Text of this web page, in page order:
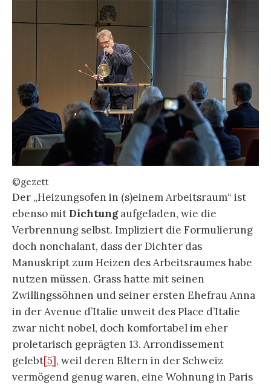
©gezett
Der „Heizungsofen in (s)einem Arbeitsraum“ ist
ebenso mit Dichtungaufgeladen, wie die
Verbrennung selbst. Impliziert die Formulierung
doch nonchalant, dass der Dichter das
Manuskript zum Heizen des Arbeitsraumes habe
nutzen müssen. Grass hatte mit seinen
Zwillingssöhnen und seiner ersten Ehefrau Anna
in der Avenue d’Italie unweit des Place d’Italie
zwar nicht nobel, doch komfortabel im eher
proletarisch geprägten 13. Arrondissement
gelebt[5], weil deren Eltern in der Schweiz
vermögend genug waren, eine Wohnung in Paris